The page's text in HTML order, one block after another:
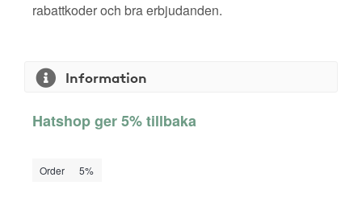
rabattkoder och bra erbjudanden.
Information
Hatshop ger 5% tillbaka
Order 5%